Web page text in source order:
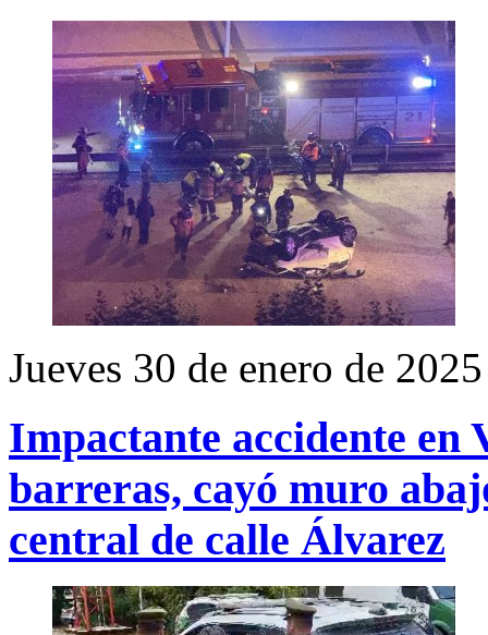
Jueves 30 de enero de 2025
Impactante accidente en
barreras, cayó muro
central de calle Álvarez